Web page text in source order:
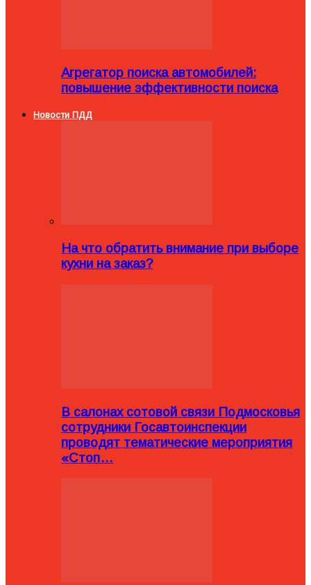
Агрегатор поиска автомобилей:
повышение эффективности поиска
Новости ПДД
На что обратить внимание при выборе
кухни на заказ?
В салонах сотовой связи Подмосковья
сотрудники Госавтоинспекции
проводят тематические мероприятия
«Стоп…